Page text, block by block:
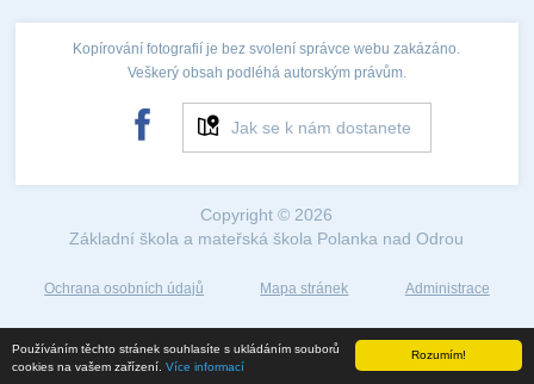
Rozumím!
Používáním těchto stránek souhlasíte s ukládáním souborů
cookies na vašem zařízení. Více informací
Kopírování fotografií je bez svolení správce webu zakázáno.
Veškerý obsah podléhá autorským právům.
Jak se k nám dostanete
Copyright © 2026
Základní škola a mateřská škola Polanka nad Odrou
Ochrana osobních údajů Mapa stránek Administrace
©2018